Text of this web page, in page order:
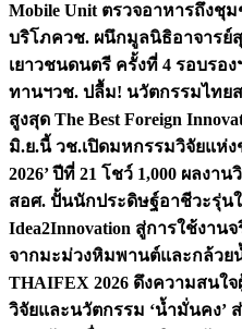
Mobile Unit ตรวจอาหารถึงชุ
บริโภควช. ผนึกมูลนิธิอาจารย์
เยาวชนดนตรี ครั้งที่ 4 รอบรอ
ทานฯวช. ปลื้ม! นวัตกรรมไทย
สูงสุด The Best Foreign
มิ.ย.นี้ วช.เปิดมหกรรมวิจัยแห่ง
2026’ ปีที่ 21 โชว์ 1,000 ผลงา
สอศ. ปั้นนักประดิษฐ์อาชีวะรุ่น
Idea2Innovation สู่การใช้งานจ
จากมะม่วงหิมพานต์และกล้วย
THAIFEX 2026 ดึงความสนใ
วิจัยและนวัตกรรม ‘น้ำมั่นคง’